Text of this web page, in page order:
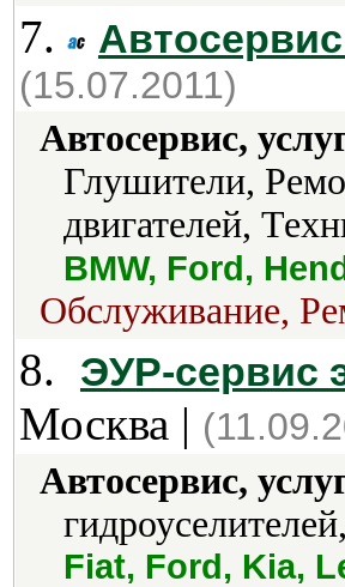
7.
(15.07.2011)
Автосервис,
Глушители,
двигателей,
BMW, Ford,
Обслуживание,
8. ЭУР-сервис
Москва |
Автосервис,
Fiat, Ford, Kia,